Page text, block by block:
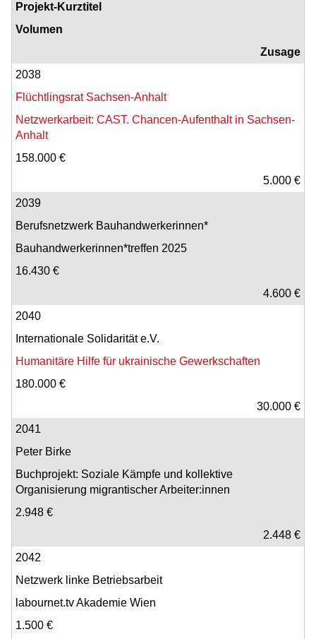
Projekt-Kurztitel
Volumen
Zusage
2038
Flüchtlingsrat Sachsen-Anhalt
Netzwerkarbeit: CAST. Chancen-Aufenthalt in Sachsen-
Anhalt
158.000 €
5.000 €
2039
Berufsnetzwerk Bauhandwerkerinnen*
Bauhandwerkerinnen*treffen 2025
16.430 €
4.600 €
2040
Internationale Solidarität e.V.
Humanitäre Hilfe für ukrainische Gewerkschaften
180.000 €
30.000 €
2041
Peter Birke
Buchprojekt: Soziale Kämpfe und kollektive
Organisierung migrantischer Arbeiter:innen
2.948 €
2.448 €
2042
Netzwerk linke Betriebsarbeit
labournet.tv Akademie Wien
1.500 €